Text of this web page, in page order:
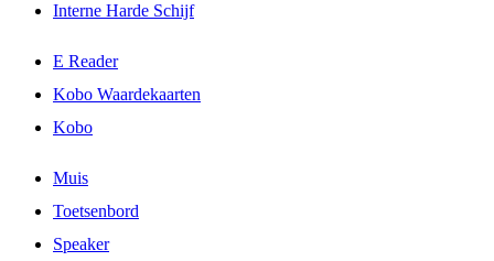
Interne Harde Schijf
E Reader
Kobo Waardekaarten
Kobo
Muis
Toetsenbord
Speaker